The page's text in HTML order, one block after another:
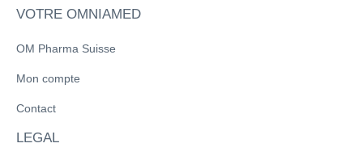
VOTRE OMNIAMED
OM Pharma Suisse
Mon compte
Contact
LEGAL